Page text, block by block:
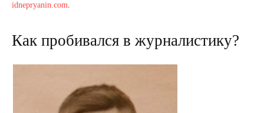
idnepryanin.com.
Как пробивался в журналистику?